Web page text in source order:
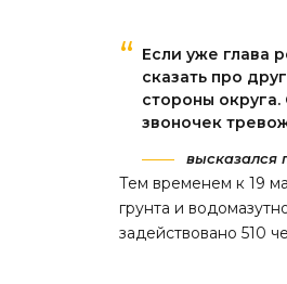
Если уже глава
сказать про
стороны
звоночек
высказался
Тем временем к 19
грунта и
задействовано 510